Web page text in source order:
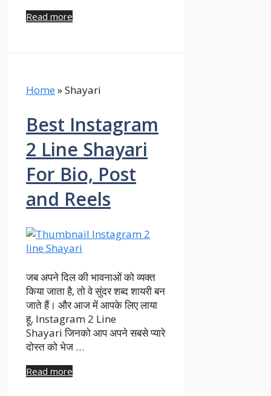
Read more
Home»Shayari
Best Instagram
2 Line Shayari
For Bio, Post
and Reels
जब अपने दिल की भावनाओं को व्यक्त
किया जाता है, तो वे सुंदर शब्द शायरी बन
जाते हैं। और आज में आपके लिए लाया
हू, Instagram 2 Line
Shayari जिनको आप अपने सबसे प्यारे
दोस्त को भेज …
Read more